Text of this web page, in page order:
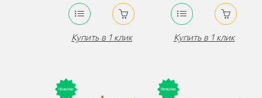
Купить в 1 клик Купить в 1 клик